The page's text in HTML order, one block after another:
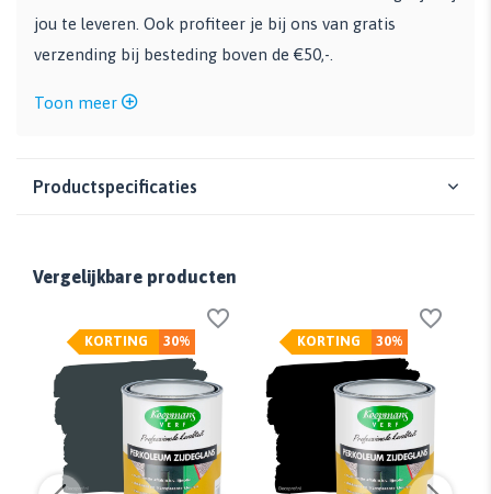
jou te leveren. Ook profiteer je bij ons van gratis
verzending bij besteding boven de €50,-.
Toon meer
Productspecificaties
Vergelijkbare producten
30%
KORTING 30%
KORTING